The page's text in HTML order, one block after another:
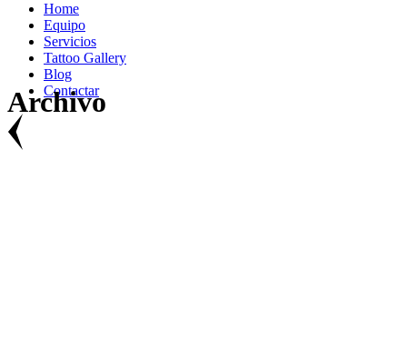
Home
Equipo
Servicios
Tattoo Gallery
Blog
Contactar
Archivo